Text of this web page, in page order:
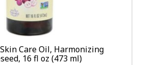
Care Oil, Harmonizing
16 fl oz (473 ml)